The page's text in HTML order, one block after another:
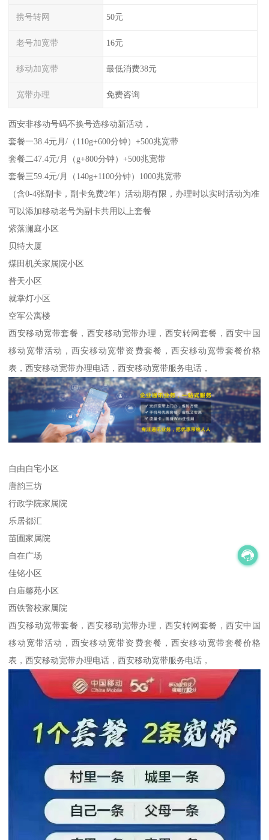
携号转网 50元
老号加宽带 16元
移动加宽带 最低消费38元
宽带办理 免费咨询
西安非移动号码不换号选移动新活动，
套餐一38.4元月/（110g+600分钟）+500兆宽带
套餐二47.4元/月（g+800分钟）+500兆宽带
套餐三59.4元/月（140g+1100分钟）1000兆宽带
（含0-4张副卡，副卡免费2年）活动期有限，办理时以实时活动为准
可以添加移动老号为副卡共用以上套餐
紫落澜庭小区
贝特大厦
煤田机关家属院小区
普天小区
就掌灯小区
空军公寓楼
西安移动宽带套餐，西安移动宽带办理，西安转网套餐，西安中国
移动宽带活动，西安移动宽带资费套餐，西安移动宽带套餐价格
表，西安移动宽带办理电话，西安移动宽带服务电话，
自由自宅小区
唐韵三坊
行政学院家属院
乐居都汇
苗圃家属院
自在广场
佳铭小区
白庙馨苑小区
西铁警校家属院
西安移动宽带套餐，西安移动宽带办理，西安转网套餐，西安中国
移动宽带活动，西安移动宽带资费套餐，西安移动宽带套餐价格
表，西安移动宽带办理电话，西安移动宽带服务电话，